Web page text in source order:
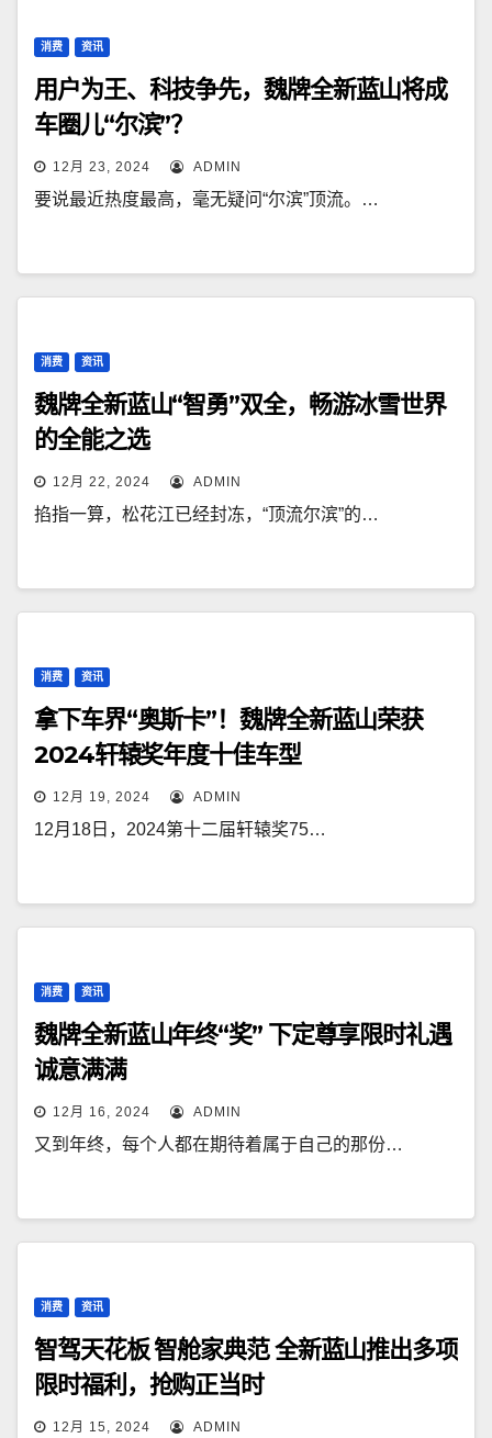
消费 资讯
用户为王、科技争先，魏牌全新蓝山将成
车圈儿“尔滨”？
12月 23, 2024 ADMIN
要说最近热度最高，毫无疑问“尔滨”顶流。…
消费 资讯
魏牌全新蓝山“智勇”双全，畅游冰雪世界
的全能之选
12月 22, 2024 ADMIN
掐指一算，松花江已经封冻，“顶流尔滨”的…
消费 资讯
拿下车界“奥斯卡”！魏牌全新蓝山荣获
2024轩辕奖年度十佳车型
12月 19, 2024 ADMIN
12月18日，2024第十二届轩辕奖75…
消费 资讯
魏牌全新蓝山年终“奖” 下定尊享限时礼遇
诚意满满
12月 16, 2024 ADMIN
又到年终，每个人都在期待着属于自己的那份…
消费 资讯
智驾天花板 智舱家典范 全新蓝山推出多项
限时福利，抢购正当时
12月 15, 2024 ADMIN